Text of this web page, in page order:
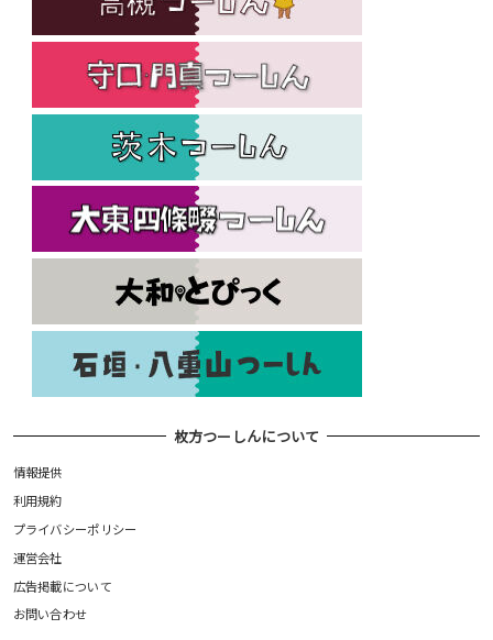
枚方つーしんについて
情報提供
利用規約
プライバシーポリシー
運営会社
広告掲載について
お問い合わせ